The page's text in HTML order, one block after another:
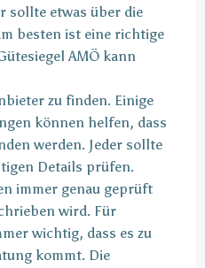
sollte etwas über die
besten ist eine richtige
AMÖ kann
zu finden. Einige
können helfen, dass
werden. Jeder sollte
Details prüfen.
immer genau geprüft
wird. Für
wichtig, dass es zu
kommt. Die